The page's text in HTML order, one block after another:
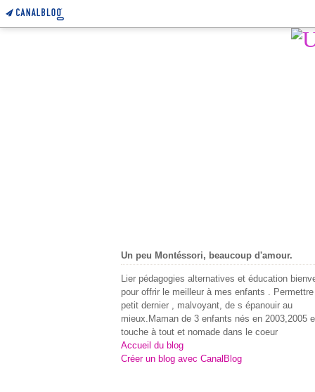
Un peu Montéssori, beaucoup d'amour.
Lier pédagogies alternatives et éducation
pour offrir le meilleur à mes enfants .
petit dernier , malvoyant, de s épanouir au
mieux.Maman de 3 enfants nés en 2003,2005
touche à tout et nomade dans le coeur
Accueil du blog
Créer un blog avec CanalBlog